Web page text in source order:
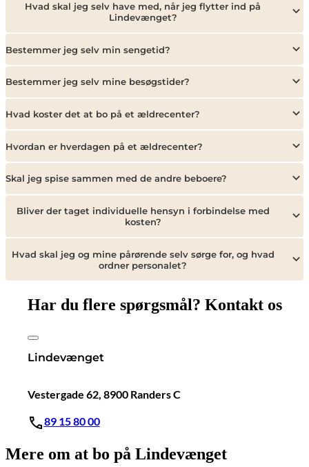
Hvad skal jeg selv have med, når jeg flytter ind på
Lindevænget?
Bestemmer jeg selv min sengetid?
Bestemmer jeg selv mine besøgstider?
Hvad koster det at bo på et ældrecenter?
Hvordan er hverdagen på et ældrecenter?
Skal jeg spise sammen med de andre beboere?
Bliver der taget individuelle hensyn i forbindelse med
kosten?
Hvad skal jeg og mine pårørende selv sørge for, og hvad
ordner personalet?
Har du flere spørgsmål? Kontakt os
Lindevænget
Vestergade 62, 8900 Randers C
89 15 80 00
Mere om at bo på Lindevænget